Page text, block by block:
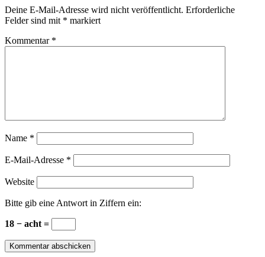
Deine E-Mail-Adresse wird nicht veröffentlicht. Erforderliche
Felder sind mit * markiert
Kommentar *
Name *
E-Mail-Adresse *
Website
Bitte gib eine Antwort in Ziffern ein:
18 − acht =